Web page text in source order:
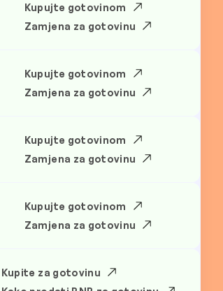
Kupujte gotovinom
Zamjena za gotovinu
Kupujte gotovinom
Zamjena za gotovinu
Kupujte gotovinom
Zamjena za gotovinu
Kupujte gotovinom
Zamjena za gotovinu
Kupite za gotovinu